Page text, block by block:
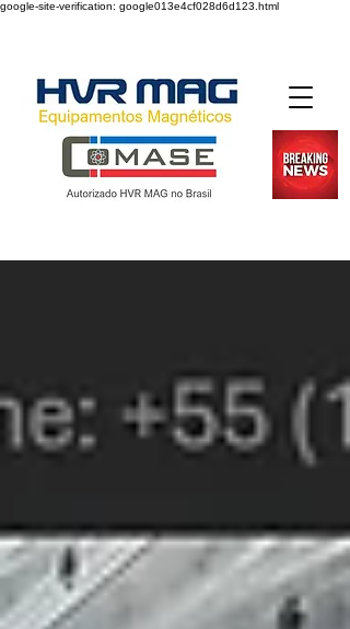
google-site-verification: google013e4cf028d6d123.html
Desde 2004